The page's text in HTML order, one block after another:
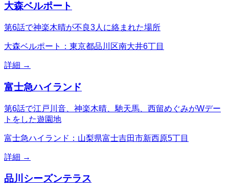
大森ベルポート
第6話で神楽木晴が不良3人に絡まれた場所
大森ベルポート：東京都品川区南大井6丁目
詳細 →
富士急ハイランド
第6話で江戸川音、神楽木晴、馳天馬、西留めぐみがWデー
トをした遊園地
富士急ハイランド：山梨県富士吉田市新西原5丁目
詳細 →
品川シーズンテラス